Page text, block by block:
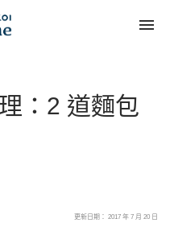
：2 道麵包
更新日期： 2017 年 7 月 20 日